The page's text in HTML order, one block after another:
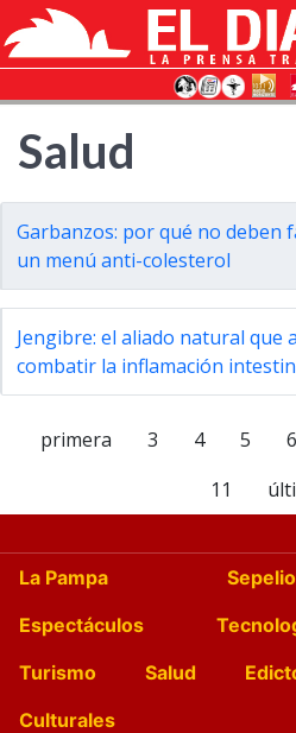
Salud
Garbanzos: por qué no deben
un menú anti-colesterol
Jengibre: el aliado natural que
combatir la inflamación
primera 3 4 5 6
11
La Pampa
Espectáculos
Turismo
Salud
Culturales